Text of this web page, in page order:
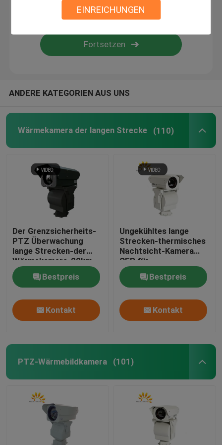
EINREICHUNGEN
Tragbare Infrarotkamera
ANDERE KATEGORIEN AUS UNS
Wärmekamera der langen Strecke (110)
Der Grenzsicherheits-
PTZ Überwachung
lange Strecken-der
Wärmekamera-20km
Bestpreis
Kontakt
Ungekühltes lange
Strecken-thermisches
Nachtsicht-Kamera
CER für
Grenzüberwachung
Bestpreis
Kontakt
PTZ-Wärmebildkamera (101)